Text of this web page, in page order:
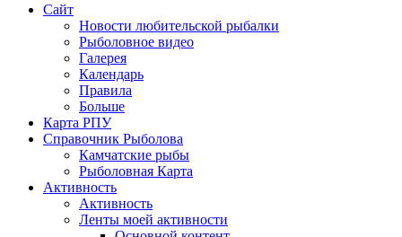
Сайт
Новости любительской рыбалки
Рыболовное видео
Галерея
Календарь
Правила
Больше
Карта РПУ
Справочник Рыболова
Камчатские рыбы
Рыболовная Карта
Активность
Активность
Ленты моей активности